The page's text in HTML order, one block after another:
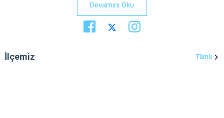
Devamını Oku
İlçemiz Tümü